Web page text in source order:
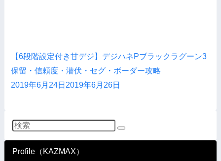
【6段階設定付き甘デジ】デジハネPブラックラグーン3
保留・信頼度・潜伏・セグ・ボーダー攻略
2019年6月24日 2019年6月26日
Profile（KAZMAX）